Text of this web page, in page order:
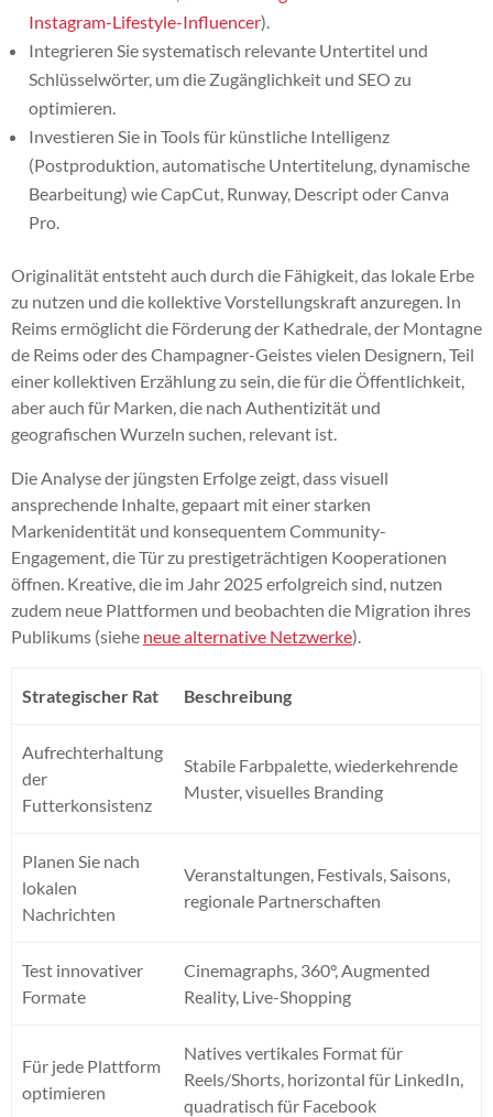
Instagram-Lifestyle-Influencer).
Integrieren Sie systematisch relevante Untertitel und
Schlüsselwörter, um die Zugänglichkeit und SEO zu
optimieren.
Investieren Sie in Tools für künstliche Intelligenz
(Postproduktion, automatische Untertitelung, dynamische
Bearbeitung) wie CapCut, Runway, Descript oder Canva
Pro.
Originalität entsteht auch durch die Fähigkeit, das lokale Erbe
zu nutzen und die kollektive Vorstellungskraft anzuregen. In
Reims ermöglicht die Förderung der Kathedrale, der Montagne
de Reims oder des Champagner-Geistes vielen Designern, Teil
einer kollektiven Erzählung zu sein, die für die Öffentlichkeit,
aber auch für Marken, die nach Authentizität und
geografischen Wurzeln suchen, relevant ist.
Die Analyse der jüngsten Erfolge zeigt, dass visuell
ansprechende Inhalte, gepaart mit einer starken
Markenidentität und konsequentem Community-
Engagement, die Tür zu prestigeträchtigen Kooperationen
öffnen. Kreative, die im Jahr 2025 erfolgreich sind, nutzen
zudem neue Plattformen und beobachten die Migration ihres
Publikums (siehe neue alternative Netzwerke).
Strategischer Rat Beschreibung
Aufrechterhaltung
der
Futterkonsistenz
Stabile Farbpalette, wiederkehrende
Muster, visuelles Branding
Planen Sie nach
lokalen
Nachrichten
Veranstaltungen, Festivals, Saisons,
regionale Partnerschaften
Test innovativer
Formate
Cinemagraphs, 360°, Augmented
Reality, Live-Shopping
Für jede Plattform
optimieren
Natives vertikales Format für
Reels/Shorts, horizontal für LinkedIn,
quadratisch für Facebook